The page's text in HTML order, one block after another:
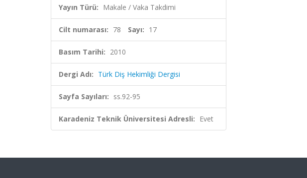
Yayın Türü: Makale / Vaka Takdimi
Cilt numarası: 78 Sayı: 17
Basım Tarihi: 2010
Dergi Adı: Türk Diş Hekimliği Dergisi
Sayfa Sayıları: ss.92-95
Karadeniz Teknik Üniversitesi Adresli: Evet